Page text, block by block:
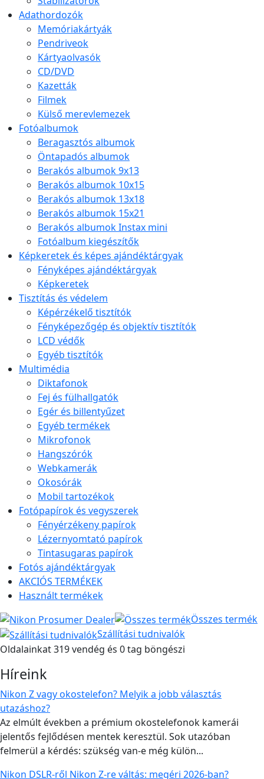
Adathordozók
Memóriakártyák
Pendriveok
Kártyaolvasók
CD/DVD
Kazetták
Filmek
Külső merevlemezek
Fotóalbumok
Beragasztós albumok
Öntapadós albumok
Berakós albumok 9x13
Berakós albumok 10x15
Berakós albumok 13x18
Berakós albumok 15x21
Berakós albumok Instax mini
Fotóalbum kiegészítők
Képkeretek és képes ajándéktárgyak
Fényképes ajándéktárgyak
Képkeretek
Tisztítás és védelem
Képérzékelő tisztítók
Fényképezőgép és objektív tisztítók
LCD védők
Egyéb tisztítók
Multimédia
Diktafonok
Fej és fülhallgatók
Egér és billentyűzet
Egyéb termékek
Mikrofonok
Hangszórók
Webkamerák
Okosórák
Mobil tartozékok
Fotópapírok és vegyszerek
Fényérzékeny papírok
Lézernyomtató papírok
Tintasugaras papírok
Fotós ajándéktárgyak
AKCIÓS TERMÉKEK
Használt termékek
Összes termék
Szállítási tudnivalók
Oldalainkat 319 vendég és 0 tag böngészi
Híreink
Nikon Z vagy okostelefon? Melyik a jobb választás
utazáshoz?
Az elmúlt években a prémium okostelefonok kamerái
jelentős fejlődésen mentek keresztül. Sok utazóban
felmerül a kérdés: szükség van-e még külön...
Nikon DSLR-ről Nikon Z-re váltás: megéri 2026-ban?